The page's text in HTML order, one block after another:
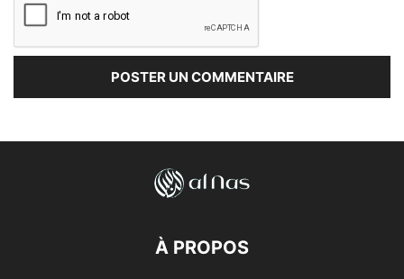
À PROPOS